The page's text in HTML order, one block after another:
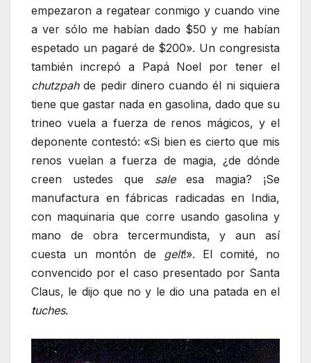
empezaron a regatear conmigo y cuando vine
a ver sólo me habían dado $50 y me habían
espetado un pagaré de $200». Un congresista
también increpó a Papá Noel por tener el
chutzpahde pedir dinero cuando él ni siquiera
tiene que gastar nada en gasolina, dado que su
trineo vuela a fuerza de renos mágicos, y el
deponente contestó: «Si bien es cierto que mis
renos vuelan a fuerza de magia, ¿de dónde
creen ustedes que saleesa magia? ¡Se
manufactura en fábricas radicadas en India,
con maquinaria que corre usando gasolina y
mano de obra tercermundista, y aun así
cuesta un montón de gelt!». El comité, no
convencido por el caso presentado por Santa
Claus, le dijo que no y le dio una patada en el
tuches.